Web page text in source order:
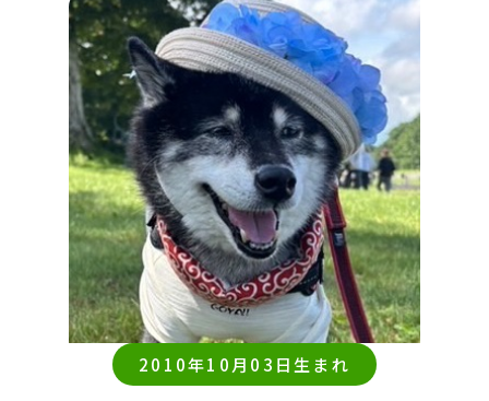
2010年10月03日生まれ